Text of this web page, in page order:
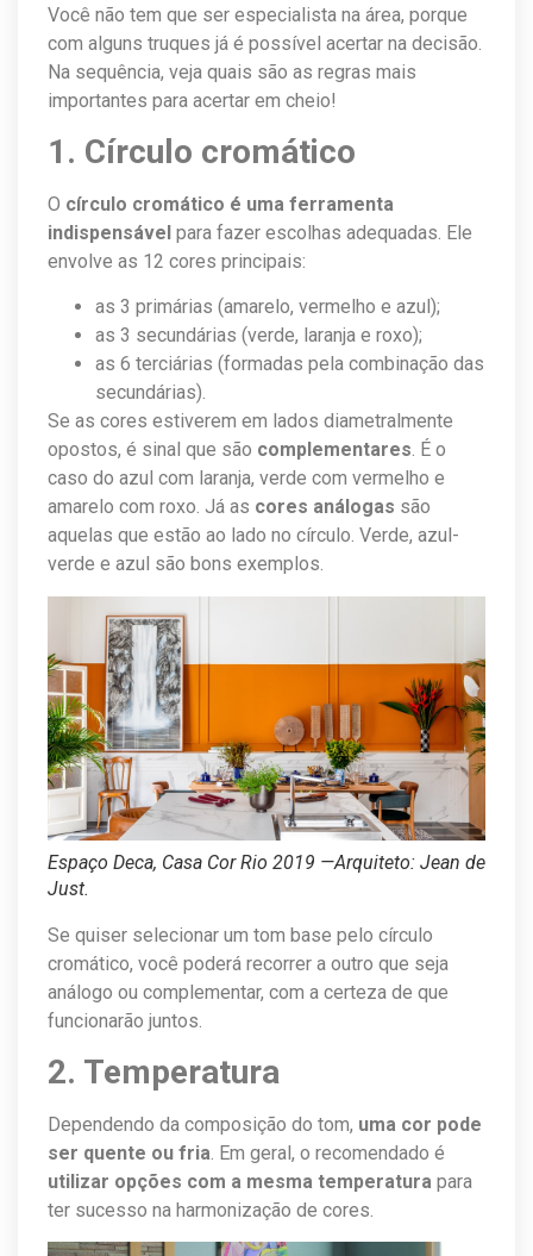
Você não tem que ser especialista na área, porque
com alguns truques já é possível acertar na decisão.
Na sequência, veja quais são as regras mais
importantes para acertar em cheio!
1. Círculo cromático
O círculo cromático é uma ferramenta
indispensável para fazer escolhas adequadas. Ele
envolve as 12 cores principais:
as 3 primárias (amarelo, vermelho e azul);
as 3 secundárias (verde, laranja e roxo);
as 6 terciárias (formadas pela combinação das
secundárias).
Se as cores estiverem em lados diametralmente
opostos, é sinal que são complementares. É o
caso do azul com laranja, verde com vermelho e
amarelo com roxo. Já as cores análogas são
aquelas que estão ao lado no círculo. Verde, azul-
verde e azul são bons exemplos.
Espaço Deca, Casa Cor Rio 2019 —Arquiteto: Jean de
Just.
Se quiser selecionar um tom base pelo círculo
cromático, você poderá recorrer a outro que seja
análogo ou complementar, com a certeza de que
funcionarão juntos.
2. Temperatura
Dependendo da composição do tom, uma cor pode
ser quente ou fria. Em geral, o recomendado é
utilizar opções com a mesma temperatura para
ter sucesso na harmonização de cores.